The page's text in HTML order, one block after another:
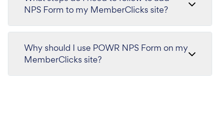
NPS Form to my MemberClicks site?
Why should I use POWR NPS Form on my
MemberClicks site?